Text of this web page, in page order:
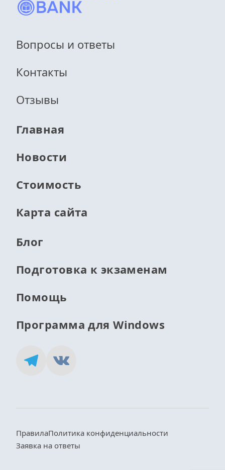
Вопросы и ответы
Контакты
Отзывы
Главная
Новости
Стоимость
Карта сайта
Блог
Подготовка к экзаменам
Помощь
Программа для Windows
ПравилаПолитика конфиденциальности
Заявка на ответы